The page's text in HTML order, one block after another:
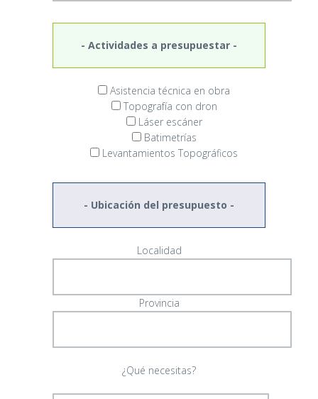
- Actividades a presupuestar -
Asistencia técnica en obra
Topografía con dron
Láser escáner
Batimetrías
Levantamientos Topográficos
- Ubicación del presupuesto -
Localidad
Provincia
¿Qué necesitas?